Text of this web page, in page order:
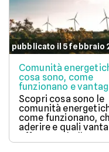
pubblicato il 5 febbraio
Comunità
cosa sono, come
funzionano e
Scopri cosa sono le
comunità
come funzionano,
aderire e quali
offrono su bolletta e
sostenibilità.